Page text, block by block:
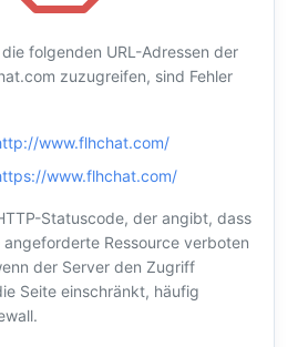
folgenden URL-Adressen der
zuzugreifen, sind Fehler
www.flhchat.com/
www.flhchat.com/
Statuscode, der angibt, dass
Ressource verboten
der Server den Zugriff
Seite einschränkt, häufig